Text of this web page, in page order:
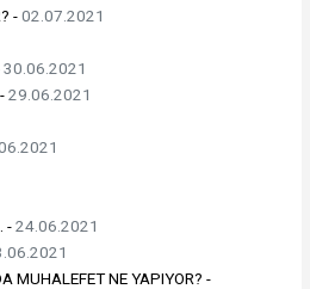
-02.07.2021
30.06.2021
29.06.2021
-24.06.2021
MUHALEFET NE YAPIYOR? -